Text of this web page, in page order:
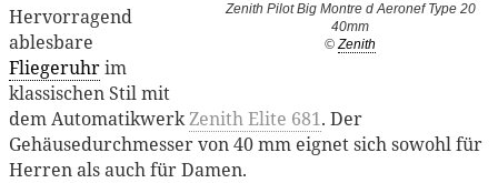
Zenith Pilot Big Montre d Aeronef Type 20
40mm
©Zenith
Hervorragend
ablesbare
Fliegeruhrim
klassischen Stil mit
dem AutomatikwerkZenith Elite 681. Der
Gehäusedurchmesser von 40 mm eignet sich sowohl für
Herren als auch für Damen.